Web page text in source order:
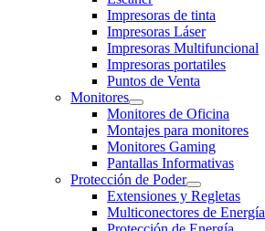
Impresoras de tinta
Impresoras Láser
Impresoras Multifuncional
Impresoras portatiles
Puntos de Venta
Monitores
Monitores de Oficina
Montajes para monitores
Monitores Gaming
Pantallas Informativas
Protección de Poder
Extensiones y Regletas
Multiconectores de Energía